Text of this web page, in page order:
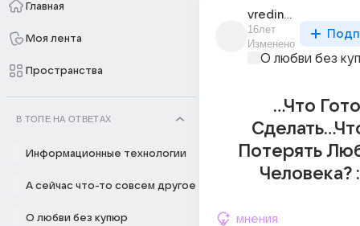
Главная
Моя лента
Пространства
В ТОПЕ НА ОТВЕТАХ
Информационные технологии
А сейчас что-то совсем другое
О любви без купюр
vredina_943
16лет
Изменено
О любви без
...Что
Потерять
Человека?
мнения